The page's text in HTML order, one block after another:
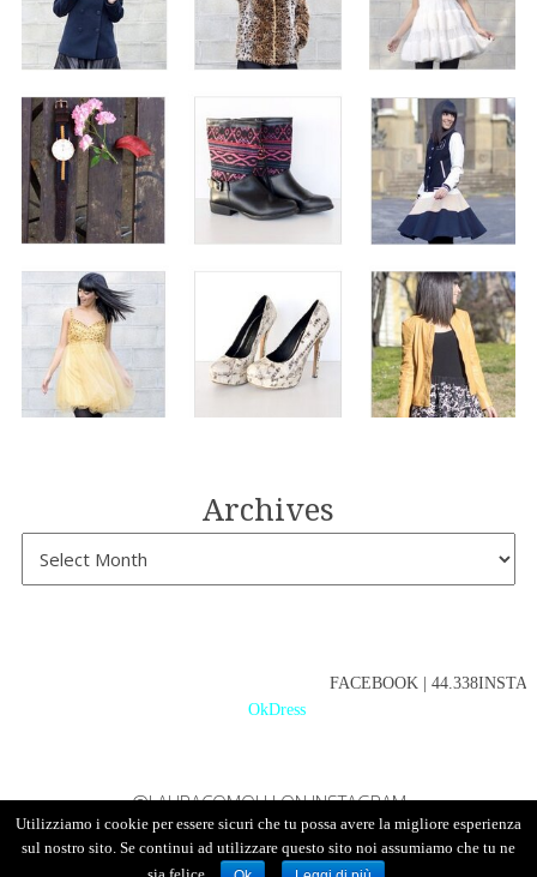
Archives
FACEBOOK |
OkDress
@LAURACOMOLLI ON INSTAGRAM
Utilizziamo i cookie per essere sicuri che tu possa avere la migliore esperienza
sul nostro sito. Se continui ad utilizzare questo sito noi assumiamo che tu ne